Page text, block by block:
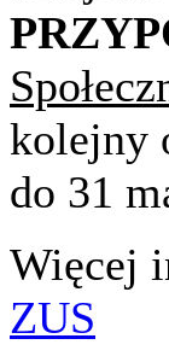
kolejny
do 31
Więcej
ZUS